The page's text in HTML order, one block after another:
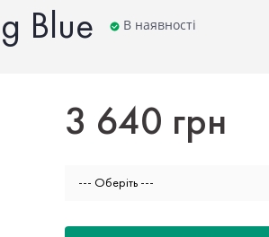
Blue В наявності
3 640 грн
--- Оберіть ---